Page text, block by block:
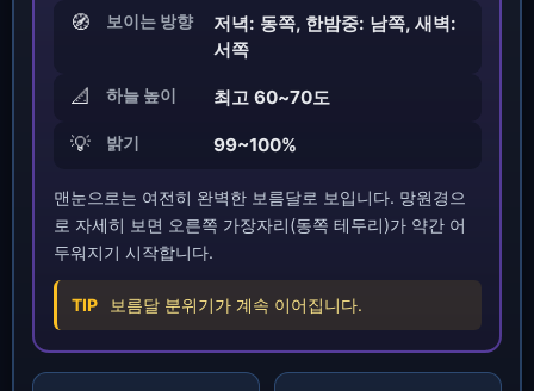
🧭 보이는 방향
저녁: 동쪽, 한밤중: 남쪽, 새벽:
서쪽
📐 하늘 높이 최고 60~70도
💡 밝기 99~100%
맨눈으로는 여전히 완벽한 보름달로 보입니다. 망원경으
로 자세히 보면 오른쪽 가장자리(동쪽 테두리)가 약간 어
두워지기 시작합니다.
TIP 보름달 분위기가 계속 이어집니다.